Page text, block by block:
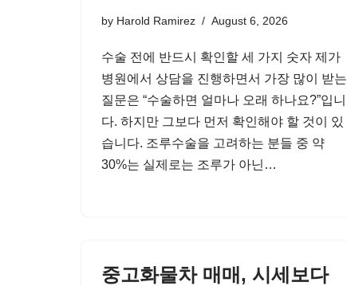
by Harold Ramirez August 6, 2026
수술 전에 반드시 확인할 세 가지 숫자 제가
병원에서 상담을 진행하면서 가장 많이 받는
질문은 “수술하면 얼마나 오래 하나요?”입니
다. 하지만 그보다 먼저 확인해야 할 것이 있
습니다. 조루수술을 고려하는 분들 중 약
30%는 실제로는 조루가 아닌…
중고화물차 매매, 시세보다